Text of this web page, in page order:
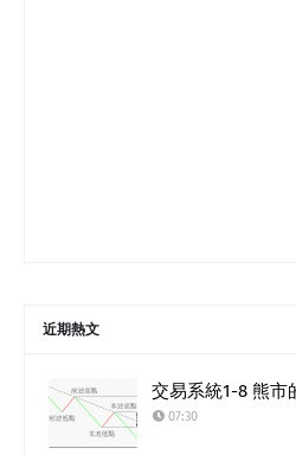
近期熱文
交易系統1-8 熊市
07:30